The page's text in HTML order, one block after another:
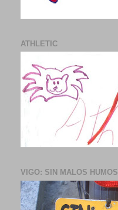
ATHLETIC
VIGO: SIN MALOS HUMOS